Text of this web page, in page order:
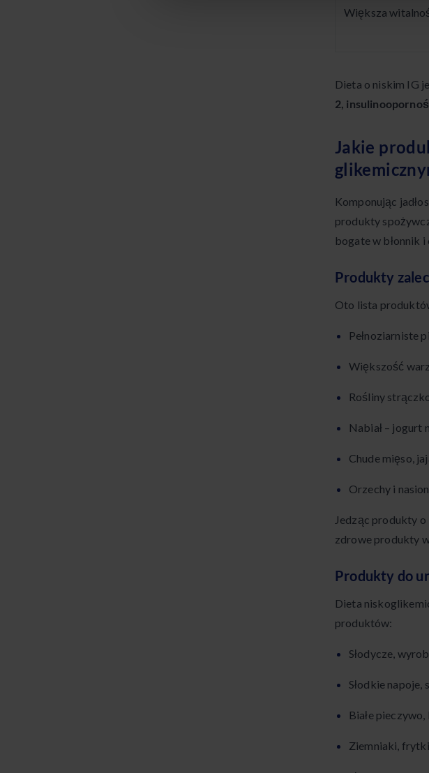
Większa
Dieta o niskim IG
2,
Jakie
Komponując
produkty
bogate w błonnik
Produkty
Oto lista
Pełnoziarniste
Większość
Rośliny
Nabiał – jogurt
Chude mięso,
Orzechy i
Jedząc produkty o
zdrowe produkty
Produkty do
Dieta
produktów:
Słodycze,
Słodkie napoje,
Białe
Ziemniaki, frytki